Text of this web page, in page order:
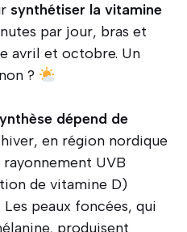
synthétiser la vitamine
par jour, bras et
avril et octobre. Un
?
dépend de
hiver, en région nordique
UVB
de vitamine D)
peaux foncées, qui
produisent